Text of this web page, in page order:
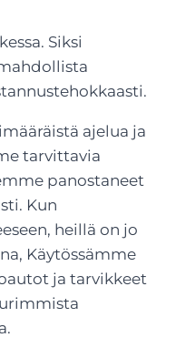
Siksi
ajelua ja
tarvittavia
panostaneet
Kun
heillä on jo
Käytössämme
ja tarvikkeet